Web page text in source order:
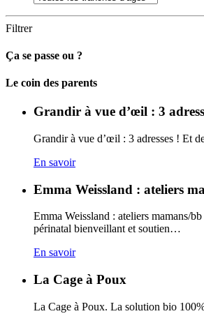
Filtrer
Ça se passe ou ?
Carto
Le coin des parents
Grandir à vue d’œil : 3
Grandir à vue d’œil : 3 adresses ! Et
En savoir
Emma Weissland : ateliers
Emma Weissland : ateliers mamans/
périnatal bienveillant et soutien…
En savoir
La Cage à Poux
La Cage à Poux. La solution bio